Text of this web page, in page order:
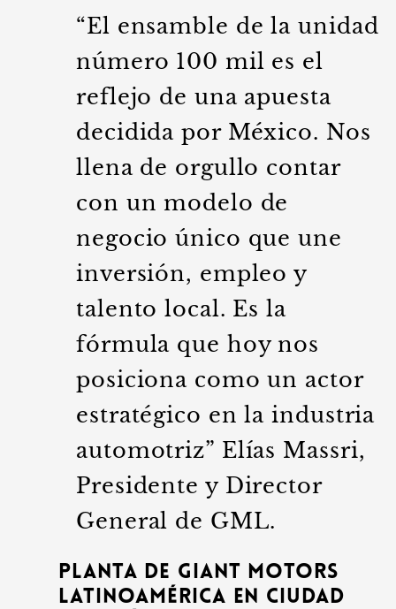
“El ensamble de la unidad
número 100 mil es el
reflejo de una apuesta
decidida por México. Nos
llena de orgullo contar
con un modelo de
negocio único que une
inversión, empleo y
talento local. Es la
fórmula que hoy nos
posiciona como un actor
estratégico en la industria
automotriz” Elías Massri,
Presidente y Director
General de GML.
Planta de Giant Motors
Latinoamérica en Ciudad